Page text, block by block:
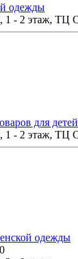
одежды
1 - 2 этаж, ТЦ
для детей
1 - 2 этаж, ТЦ
одежды